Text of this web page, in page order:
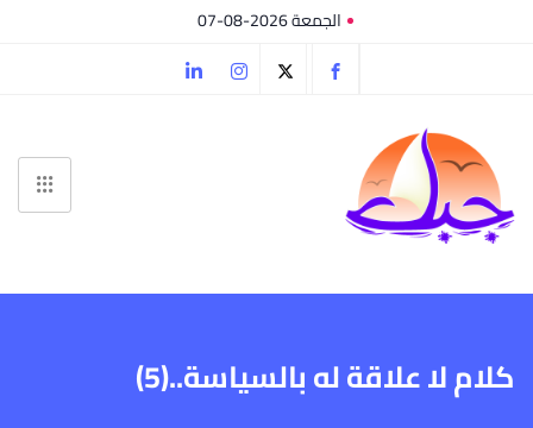
الجمعة 2026-08-07
كلام لا علاقة له بالسياسة..(5)